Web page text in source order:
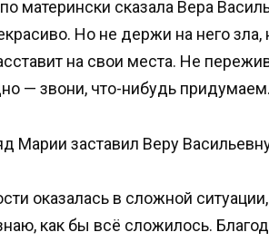
матерински сказала Вера
Но не держи на него зла,
на свои места. Не
— звони, что-нибудь
Марии заставил Веру
оказалась в сложной
как бы всё сложилось.